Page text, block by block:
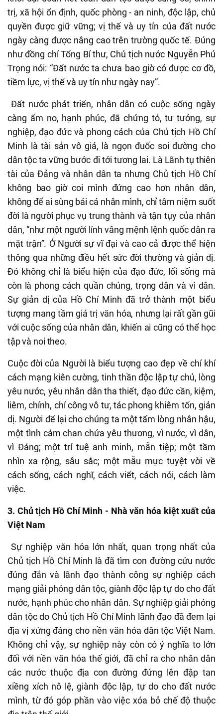
trị, xã hội ổn định, quốc phòng - an ninh, độc lập, chủ
quyền được giữ vững; vị thế và uy tín của đất nước
ngày càng được nâng cao trên trường quốc tế. Đúng
như đồng chí Tổng Bí thư, Chủ tịch nước Nguyễn Phú
Trọng nói: “Đất nước ta chưa bao giờ có được cơ đồ,
tiềm lực, vị thế và uy tín như ngày nay”.
Đất nước phát triển, nhân dân có cuộc sống ngày
càng ấm no, hạnh phúc, đã chứng tỏ, tư tưởng, sự
nghiệp, đạo đức và phong cách của Chủ tịch Hồ Chí
Minh là tài sản vô giá, là ngọn đuốc soi đường cho
dân tộc ta vững bước đi tới tương lai. Là Lãnh tụ thiên
tài của Đảng và nhân dân ta nhưng Chủ tịch Hồ Chí
không bao giờ coi mình đứng cao hơn nhân dân,
không để ai sùng bái cá nhân mình, chỉ tâm niệm suốt
đời là người phục vụ trung thành và tận tụy của nhân
dân, “như một người lính vâng mệnh lệnh quốc dân ra
mặt trận”. Ở Người sự vĩ đại và cao cả được thể hiện
thông qua những điều hết sức đời thường và giản dị.
Đó không chỉ là biểu hiện của đạo đức, lối sống mà
còn là phong cách quần chúng, trọng dân và vì dân.
Sự giản dị của Hồ Chí Minh đã trở thành một biểu
tượng mang tầm giá trị văn hóa, nhưng lại rất gần gũi
với cuộc sống của nhân dân, khiến ai cũng có thể học
tập và noi theo.
Cuộc đời của Người là biểu tượng cao đẹp về chí khí
cách mạng kiên cường, tinh thần độc lập tự chủ, lòng
yêu nước, yêu nhân dân tha thiết, đạo đức cần, kiệm,
liêm, chính, chí công vô tư, tác phong khiêm tốn, giản
dị. Người để lại cho chúng ta một tấm lòng nhân hậu,
một tình cảm chan chứa yêu thương, vì nước, vì dân,
vì Đảng; một trí tuệ anh minh, mẫn tiệp; một tầm
nhìn xa rộng, sâu sắc; một mẫu mực tuyệt vời về
cách sống, cách nghĩ, cách viết, cách nói, cách làm
việc.
3. Chủ tịch Hồ Chí Minh - Nhà văn hóa kiệt xuất của
Việt Nam
Sự nghiệp văn hóa lớn nhất, quan trọng nhất của
Chủ tịch Hồ Chí Minh là đã tìm con đường cứu nước
đúng đắn và lãnh đạo thành công sự nghiệp cách
mạng giải phóng dân tộc, giành độc lập tự do cho đất
nước, hạnh phúc cho nhân dân. Sự nghiệp giải phóng
dân tộc do Chủ tịch Hồ Chí Minh lãnh đạo đã đem lại
địa vị xứng đáng cho nền văn hóa dân tộc Việt Nam.
Không chỉ vậy, sự nghiệp này còn có ý nghĩa to lớn
đối với nền văn hóa thế giới, đã chỉ ra cho nhân dân
các nước thuộc địa con đường đứng lên đập tan
xiềng xích nô lệ, giành độc lập, tự do cho đất nước
mình, từ đó góp phần vào việc xóa bỏ chế độ thuộc